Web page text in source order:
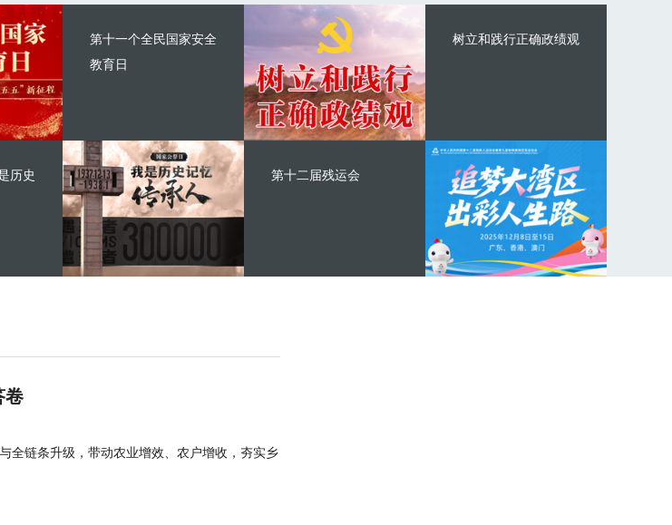
第十一个全民国家安全
教育日
历史
树立和践行正确政绩观
第十二届残运会
卷
全链条升级，带动农业增效、农户增收，夯实乡